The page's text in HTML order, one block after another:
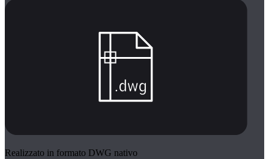
Realizzato in formato DWG nativo